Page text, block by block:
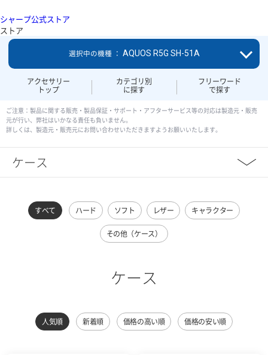
シャープ公式ストア
ストア
アクセサリー
トップ
カテゴリ別
に探す
フリーワード
で探す
選択中の機種 ： AQUOS R5G SH-51A
ご注意：製品に関する販売・製品保証・サポート・アフターサービス等の対応は製造元・販売
元が行い、弊社はいかなる責任も負いません。
詳しくは、製造元・販売元にお問い合わせいただきますようお願いいたします。
ケース
すべて ハード ソフト レザー キャラクター
その他（ケース）
ケース
人気順 新着順 価格の高い順 価格の安い順